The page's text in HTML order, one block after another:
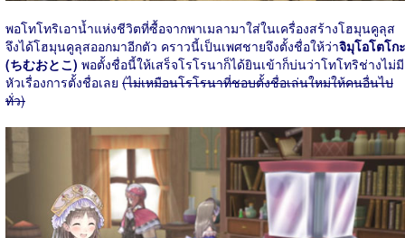
พอโทโทริเอาน้ำแห่งชีวิตที่ซื้อจากพาเมลามาใส่ในเครื่องสร้างโฮมุนคูลุส
จึงได้โฮมุนคูลุสออกมาอีกตัว คราวนี้เป็นเพศชายจึงตั้งชื่อให้ว่าจิมุโอโตโกะ
(ちむおとこ) พอตั้งชื่อนี้ให้เสร็จโรโรนาก็ได้ยินเข้าก็บ่นว่าโทโทริช่างไม่มี
หัวเรื่องการตั้งชื่อเลย (ไม่เหมือนโรโรนาที่ชอบตั้งชื่อเล่นใหม่ให้คนอื่นไป
ทั่ว)